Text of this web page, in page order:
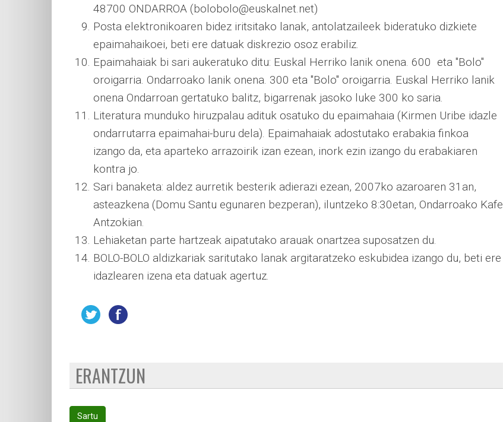
48700 ONDARROA (bolobolo@euskalnet.net)
Posta elektronikoaren bidez iritsitako lanak, antolatzaileek bideratuko dizkiete
epaimahaikoei, beti ere datuak diskrezio osoz erabiliz.
Epaimahaiak bi sari aukeratuko ditu: Euskal Herriko lanik onena. 600  eta "Bolo"
oroigarria. Ondarroako lanik onena. 300 eta "Bolo" oroigarria. Euskal Herriko lanik
onena Ondarroan gertatuko balitz, bigarrenak jasoko luke 300 ko saria.
Literatura munduko hiruzpalau adituk osatuko du epaimahaia (Kirmen Uribe idazle
ondarrutarra epaimahai-buru dela). Epaimahaiak adostutako erabakia finkoa
izango da, eta aparteko arrazoirik izan ezean, inork ezin izango du erabakiaren
kontra jo.
Sari banaketa: aldez aurretik besterik adierazi ezean, 2007ko azaroaren 31an,
asteazkena (Domu Santu egunaren bezperan), iluntzeko 8:30etan, Ondarroako Kafe
Antzokian.
Lehiaketan parte hartzeak aipatutako arauak onartzea suposatzen du.
BOLO-BOLO aldizkariak saritutako lanak argitaratzeko eskubidea izango du, beti ere
idazlearen izena eta datuak agertuz.
ERANTZUN
Sartu